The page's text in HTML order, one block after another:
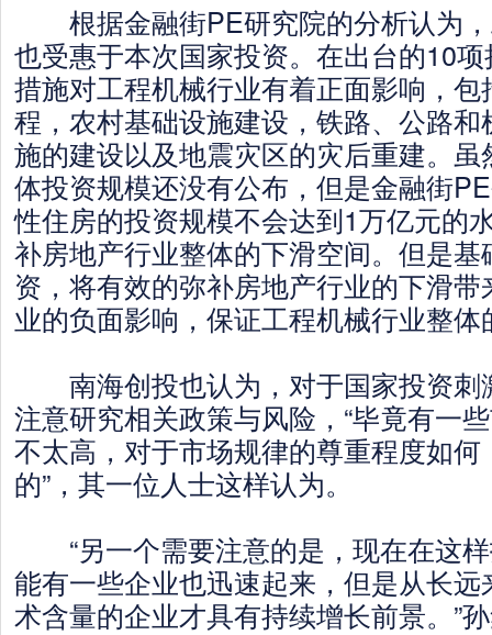
根据金融街PE研究院的分析认为，
也受惠于本次国家投资。在出台的10
措施对工程机械行业有着正面影响，
程，农村基础设施建设，铁路、公路
施的建设以及地震灾区的灾后重建。
体投资规模还没有公布，但是金融街
性住房的投资规模不会达到1万亿元的
补房地产行业整体的下滑空间。但是
资，将有效的弥补房地产行业的下滑
业的负面影响，保证工程机械行业整
南海创投也认为，对于国家投资刺
注意研究相关政策与风险，“毕竟有一
不太高，对于市场规律的尊重程度如何
的”，其一位人士这样认为。
“另一个需要注意的是，现在在这
能有一些企业也迅速起来，但是从长
术含量的企业才具有持续增长前景。”